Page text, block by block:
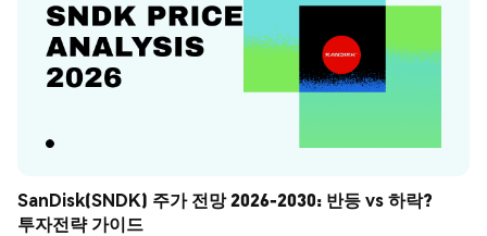
SanDisk(SNDK) 주가 전망 2026-2030: 반등 vs 하락?
투자전략 가이드